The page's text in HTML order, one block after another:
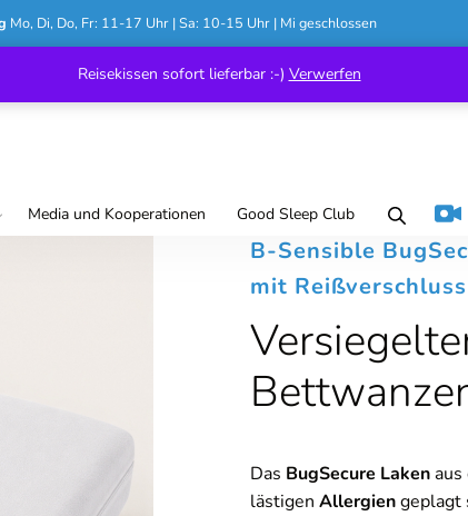
Mo, Di, Do, Fr: 11-17 Uhr | Sa: 10-15 Uhr | Mi geschlossen
Reisekissen sofort lieferbar :-) Verwerfen
Media und Kooperationen Good Sleep Club
B-Sensible
mit Reißverschluss
Das BugSecure Laken
lästigen Allergiengeplagt